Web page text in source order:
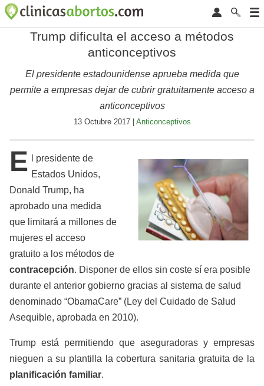
Trump dificulta el acceso a métodos
anticonceptivos
El presidente estadounidense aprueba medida que
permite a empresas dejar de cubrir gratuitamente acceso a
anticonceptivos
13 Octubre 2017 | Anticonceptivos
E
l presidente de
Estados Unidos,
Donald Trump, ha
aprobado una medida
que limitará a millones de
mujeres el acceso
gratuito a los métodos de
contracepción. Disponer de ellos sin coste sí era posible
durante el anterior gobierno gracias al sistema de salud
denominado “ObamaCare” (Ley del Cuidado de Salud
Asequible, aprobada en 2010).
Trump está permitiendo que aseguradoras y empresas
nieguen a su plantilla la cobertura sanitaria gratuita de la
planificación familiar.